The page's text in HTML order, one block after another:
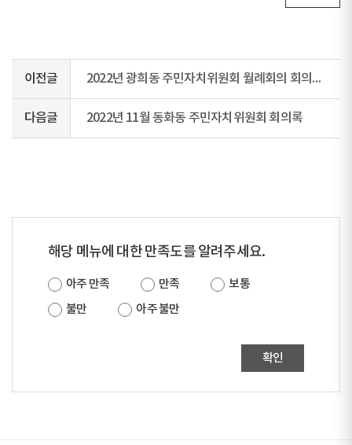
이전글 2022년 광희동 주민자치위원회 월례회의 회의록(2022년 11월)
다음글 2022년 11월 동화동 주민자치위원회 회의록
해당 메뉴에 대한 만족도를 알려주세요.
아주 만족 만족
보통
불만
아주 불만
확인